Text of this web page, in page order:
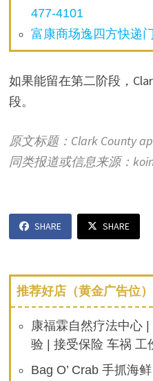
477-4101
富康商场逸四方快递
如果能留在第二阶段，
段。
原文标题：Clark County
同类报道或信息来源：
SHARE SHARE
推荐好店（黄金广告位）
康福霖自然疗法中心
验 | 接受保险 车祸 工
Bag O’ Crab 手抓海